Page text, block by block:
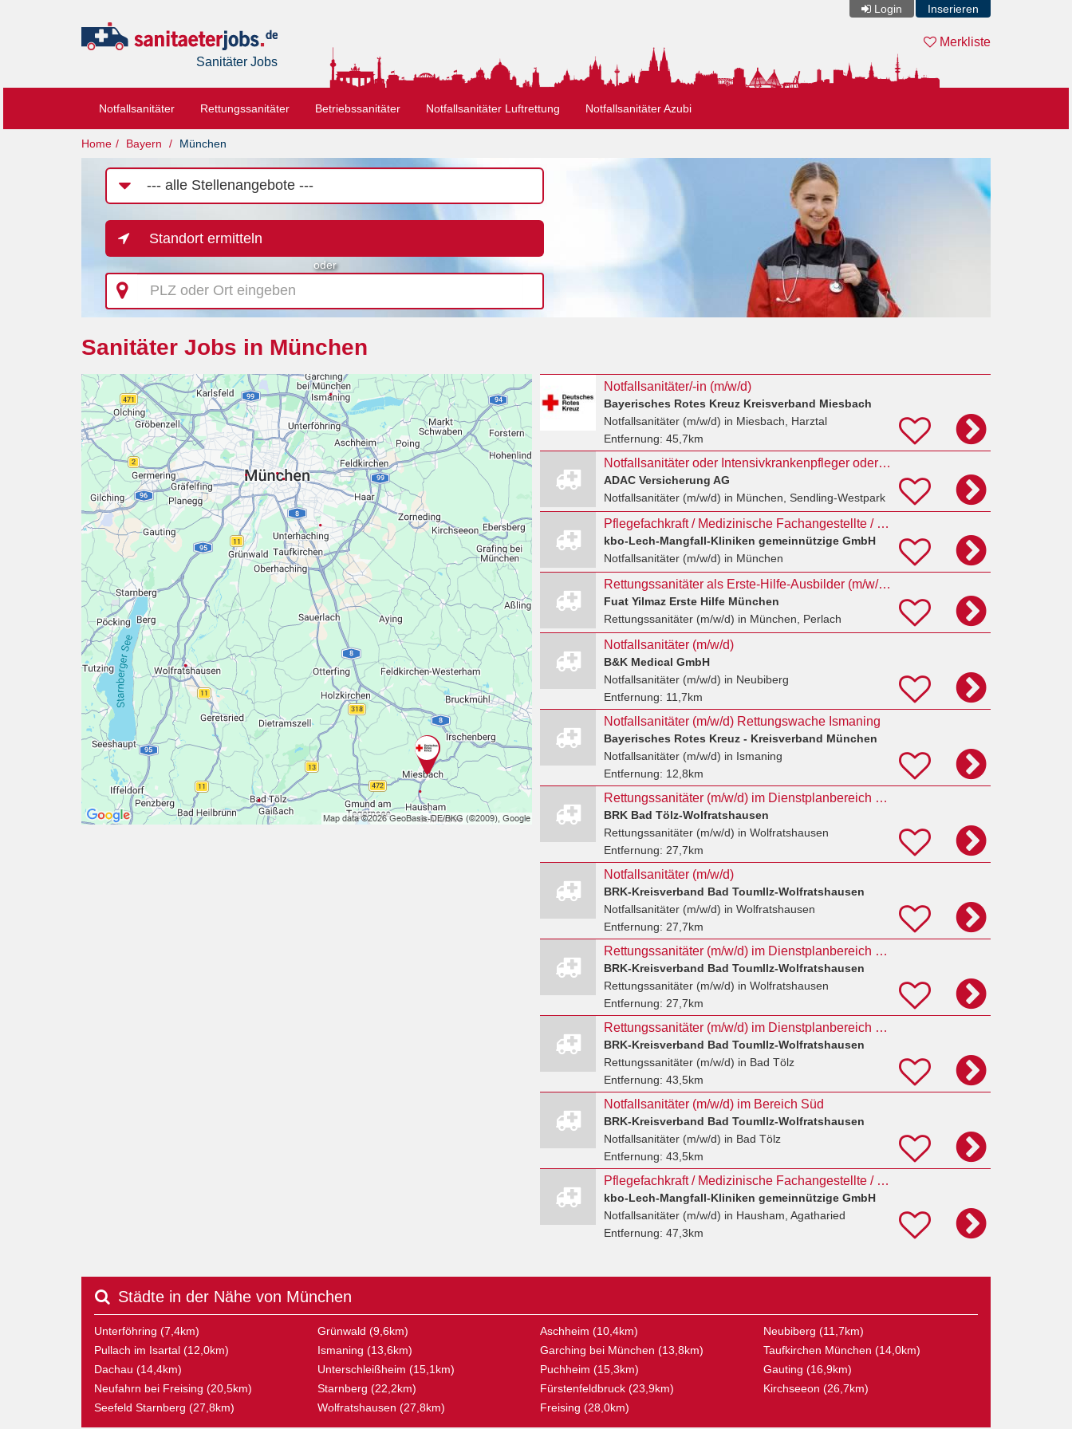
Login Inserieren
Sanitäter Jobs
Merkliste
Notfallsanitäter Rettungssanitäter Betriebssanitäter Notfallsanitäter Luftrettung Notfallsanitäter Azubi
Home Bayern München
Job-
Kategorie
Standort ermitteln
oder
PLZ
oder
Ort
Sanitäter Jobs in München
Notfallsanitäter/-in (m/w/d)
Bayerisches Rotes Kreuz Kreisverband Miesbach
Notfallsanitäter (m/w/d) in Miesbach, Harztal
Entfernung: 45,7km
Notfallsanitäter oder Intensivkrankenpfleger oder Physician Assistant (w|m|d) im weltweiten ADAC
ADAC Versicherung AG
Notfallsanitäter (m/w/d) in München, Sendling-Westpark
Pflegefachkraft / Medizinische Fachangestellte / Notfallsanitäter (m/w/d) EKT-Behandlungseinheit
kbo-Lech-Mangfall-Kliniken gemeinnützige GmbH
Notfallsanitäter (m/w/d) in München
Rettungssanitäter als Erste-Hilfe-Ausbilder (m/w/d) – Deutsch oder Englisch
Fuat Yilmaz Erste Hilfe München
Rettungssanitäter (m/w/d) in München, Perlach
Notfallsanitäter (m/w/d)
B&K Medical GmbH
Notfallsanitäter (m/w/d) in Neubiberg
Entfernung: 11,7km
Notfallsanitäter (m/w/d) Rettungswache Ismaning
Bayerisches Rotes Kreuz - Kreisverband München
Notfallsanitäter (m/w/d) in Ismaning
Entfernung: 12,8km
Rettungssanitäter (m/w/d) im Dienstplanbereich Nord
BRK Bad Tölz-Wolfratshausen
Rettungssanitäter (m/w/d) in Wolfratshausen
Entfernung: 27,7km
Notfallsanitäter (m/w/d)
BRK-Kreisverband Bad Toumllz-Wolfratshausen
Notfallsanitäter (m/w/d) in Wolfratshausen
Entfernung: 27,7km
Rettungssanitäter (m/w/d) im Dienstplanbereich Nord
BRK-Kreisverband Bad Toumllz-Wolfratshausen
Rettungssanitäter (m/w/d) in Wolfratshausen
Entfernung: 27,7km
Rettungssanitäter (m/w/d) im Dienstplanbereich Süd
BRK-Kreisverband Bad Toumllz-Wolfratshausen
Rettungssanitäter (m/w/d) in Bad Tölz
Entfernung: 43,5km
Notfallsanitäter (m/w/d) im Bereich Süd
BRK-Kreisverband Bad Toumllz-Wolfratshausen
Notfallsanitäter (m/w/d) in Bad Tölz
Entfernung: 43,5km
Pflegefachkraft / Medizinische Fachangestellte / Notfallsanitäter (m/w/d) EKT-Behandlungseinheit
kbo-Lech-Mangfall-Kliniken gemeinnützige GmbH
Notfallsanitäter (m/w/d) in Hausham, Agatharied
Entfernung: 47,3km
Städte in der Nähe von München
Unterföhring (7,4km) Grünwald (9,6km) Aschheim (10,4km)
Neubiberg (11,7km)
Pullach im Isartal (12,0km)
Ismaning (13,6km) Garching bei München (13,8km)
Taufkirchen München (14,0km)
Dachau (14,4km)
Unterschleißheim (15,1km) Puchheim (15,3km)
Gauting (16,9km)
Neufahrn bei Freising (20,5km)
Starnberg (22,2km) Fürstenfeldbruck (23,9km)
Kirchseeon (26,7km)
Seefeld Starnberg (27,8km)
Wolfratshausen (27,8km) Freising (28,0km)